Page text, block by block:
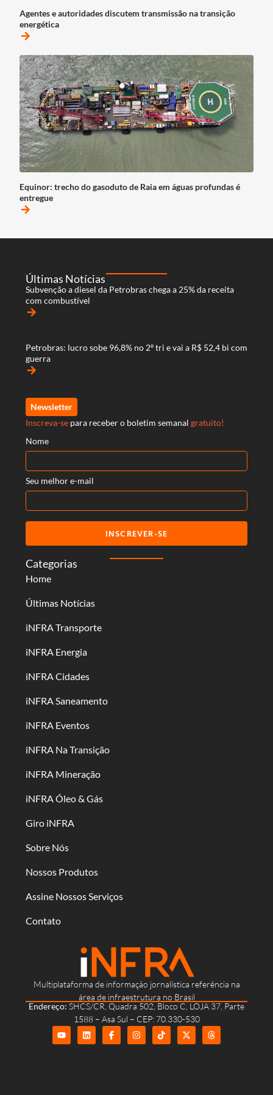
Agentes e autoridades discutem transmissão na transição
energética
arrow_forward
Equinor: trecho do gasoduto de Raia em águas profundas é
entregue
arrow_forward
Multiplataforma de informação jornalística referência na
área de infraestrutura no Brasil
Endereço: SHCS/CR, Quadra 502, Bloco C, LOJA 37, Parte
1588 – Asa Sul – CEP: 70.330-530
Categorias
Home
Últimas Notícias
iNFRA Transporte
iNFRA Energia
iNFRA Cidades
iNFRA Saneamento
iNFRA Eventos
iNFRA Na Transição
iNFRA Mineração
iNFRA Óleo & Gás
Giro iNFRA
Sobre Nós
Nossos Produtos
Assine Nossos Serviços
Contato
Últimas Notícias
Subvenção a diesel da Petrobras chega a 25% da receita
com combustível
arrow_forward
Petrobras: lucro sobe 96,8% no 2º tri e vai a R$ 52,4 bi com
guerra
arrow_forward
Newsletter
Inscreva-se para receber o boletim semanal gratuito!
Nome
Seu melhor e-mail
INSCREVER-SE